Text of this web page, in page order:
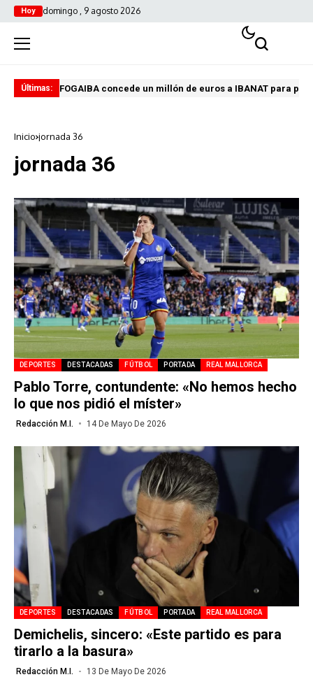
Hoy domingo , 9 agosto 2026
Últimas: FOGAIBA concede un millón de euros a IBANAT para
Inicio jornada 36
jornada 36
DEPORTES DESTACADAS FÚTBOL PORTADA REAL MALLORCA
Pablo Torre, contundente: «No hemos hecho
lo que nos pidió el míster»
Redacción M.I. 14 De Mayo De 2026
DEPORTES DESTACADAS FÚTBOL PORTADA REAL MALLORCA
Demichelis, sincero: «Este partido es para
tirarlo a la basura»
Redacción M.I. 13 De Mayo De 2026